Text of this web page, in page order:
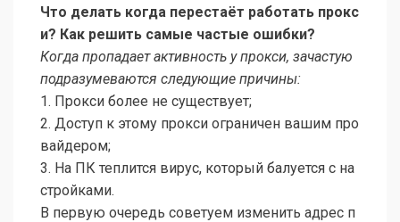
Что делать когда перестаёт работать прокс
и? Как решить самые частые ошибки?
Когда пропадает активность у прокси, зачастую
подразумеваются следующие причины:
1. Прокси более не существует;
2. Доступ к этому прокси ограничен вашим про
вайдером;
3. На ПК теплится вирус, который балуется с на
стройками.
В первую очередь советуем изменить адрес п